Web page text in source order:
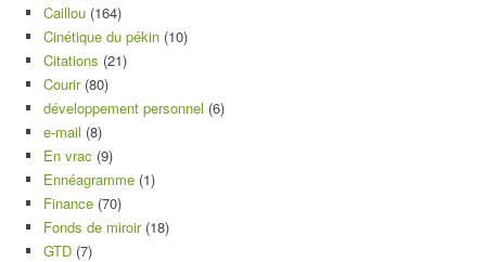
Caillou (164)
Cinétique du pékin (10)
Citations (21)
Courir(80)
développement personnel (6)
e-mail (8)
En vrac (9)
Ennéagramme (1)
Finance (70)
Fonds de miroir(18)
GTD (7)